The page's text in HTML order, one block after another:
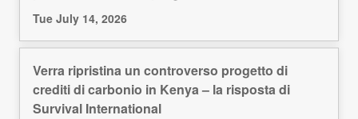
Tue July 14, 2026
Verra ripristina un controverso progetto di
crediti di carbonio in Kenya – la risposta di
Survival International